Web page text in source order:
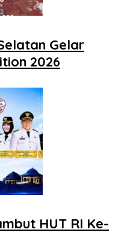
Gelar
2026
HUT RI Ke-